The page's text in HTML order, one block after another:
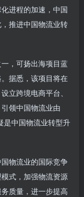
进程的加速，中国
推进中国物流业转
，可扬出海项目蓝
据悉，该项目将在
立跨境电商平台、
领中国物流业由
是中国物流业转型升
物流业的国际竞争
式，加强物流资源
质量，进一步提高